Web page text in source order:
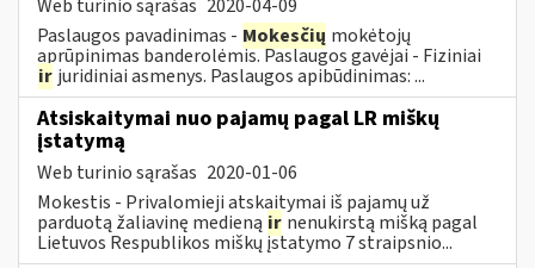
Web turinio sąrašas 2020-04-09
Paslaugos pavadinimas - Mokesčių mokėtojų
aprūpinimas banderolėmis. Paslaugos gavėjai - Fiziniai
ir juridiniai asmenys. Paslaugos apibūdinimas: ...
Atsiskaitymai nuo pajamų pagal LR miškų
įstatymą
Web turinio sąrašas 2020-01-06
Mokestis - Privalomieji atskaitymai iš pajamų už
parduotą žaliavinę medieną ir nenukirstą mišką pagal
Lietuvos Respublikos miškų įstatymo 7 straipsnio...